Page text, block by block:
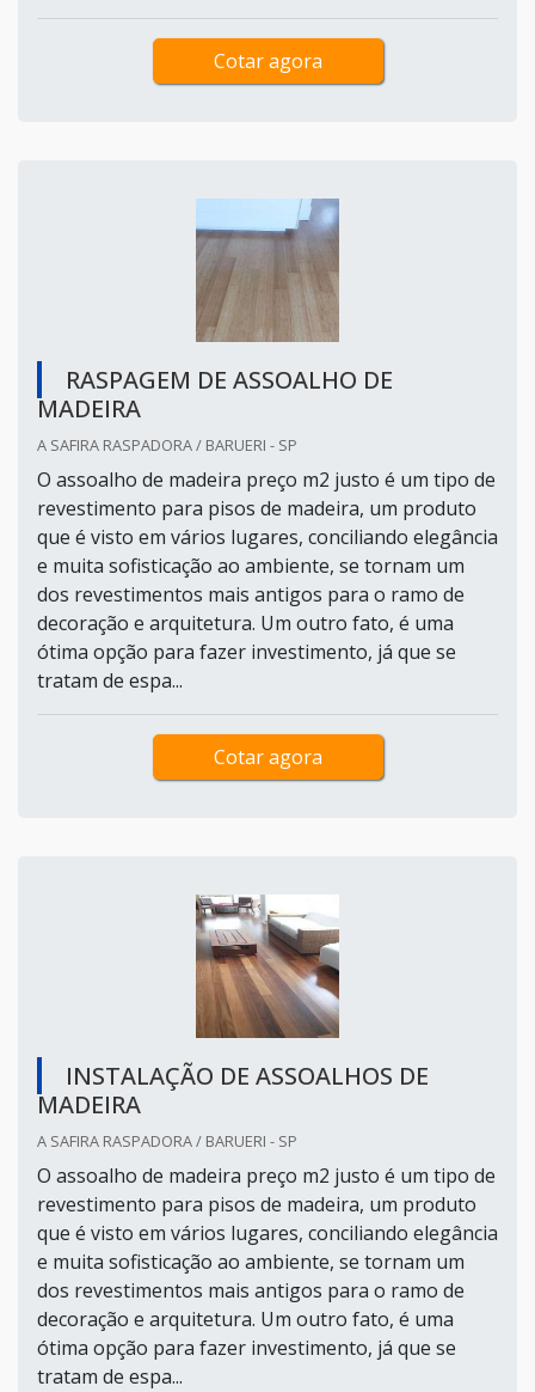
Cotar agora
RASPAGEM DE ASSOALHO DE
MADEIRA
A SAFIRA RASPADORA / BARUERI - SP
O assoalho de madeira preço m2 justo é um tipo de
revestimento para pisos de madeira, um produto
que é visto em vários lugares, conciliando elegância
e muita sofisticação ao ambiente, se tornam um
dos revestimentos mais antigos para o ramo de
decoração e arquitetura. Um outro fato, é uma
ótima opção para fazer investimento, já que se
tratam de espa...
Cotar agora
INSTALAÇÃO DE ASSOALHOS DE
MADEIRA
A SAFIRA RASPADORA / BARUERI - SP
O assoalho de madeira preço m2 justo é um tipo de
revestimento para pisos de madeira, um produto
que é visto em vários lugares, conciliando elegância
e muita sofisticação ao ambiente, se tornam um
dos revestimentos mais antigos para o ramo de
decoração e arquitetura. Um outro fato, é uma
ótima opção para fazer investimento, já que se
tratam de espa...